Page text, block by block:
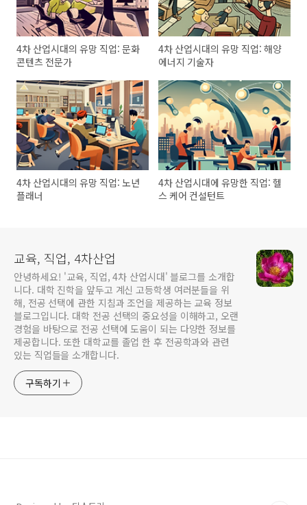
4차 산업시대의 유망 직업: 문화
콘텐츠 전문가
4차 산업시대의 유망 직업: 해양
에너지 기술자
4차 산업시대의 유망 직업: 노년
플래너
4차 산업시대에 유망한 직업: 헬
스 케어 컨설턴트
교육, 직업, 4차산업
안녕하세요! '교육, 직업, 4차 산업시대' 블로그를 소개합
니다. 대학 진학을 앞두고 계신 고등학생 여러분들을 위
해, 전공 선택에 관한 지침과 조언을 제공하는 교육 정보
블로그입니다. 대학 전공 선택의 중요성을 이해하고, 오랜
경험을 바탕으로 전공 선택에 도움이 되는 다양한 정보를
제공합니다. 또한 대학교를 졸업 한 후 전공학과와 관련
있는 직업들을 소개합니다.
구독하기